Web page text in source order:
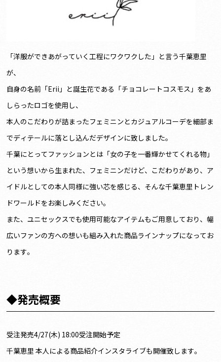
「洋服ができあがっていく工程にワクワクした」と言う千葉恵里
が、
自身の名前「Erii」と誕生花である「チョコレートコスモス」をあ
しらったロゴを使用し、
本人のこだわりが詰まったフェミニンとカジュアルコーデを細部ま
でディテールに落とし込んだデザインに致しました。
千葉にとってファッションとは「女の子を一番輝かせてくれる物」
という想いから生まれた、フェミニンだけど、こだわりがあり、ア
イドルとしての本人同様に強い芯を感じる、そんな千葉恵里トレン
ドワールドをお楽しみください。
また、ユニセックスでも使用可能なアイテムもご用意しており、幅
広いファンの方への想いも組み入れた商品ラインナップになってお
ります。
◆発売概要
受注発売4/27(木) 18:00受注開始予定
千葉恵里 本人による商品紹介インスタライブも開催致します。